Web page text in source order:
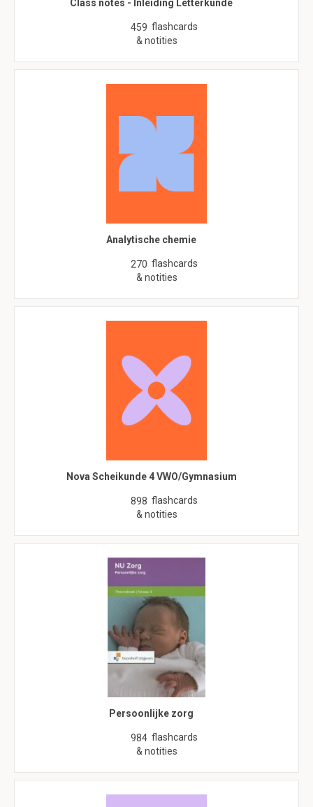
Class notes - Inleiding Letterkunde
459 flashcards
& notities
Analytische chemie
270 flashcards
& notities
Nova Scheikunde 4 VWO/Gymnasium
898 flashcards
& notities
Persoonlijke zorg
984 flashcards
& notities